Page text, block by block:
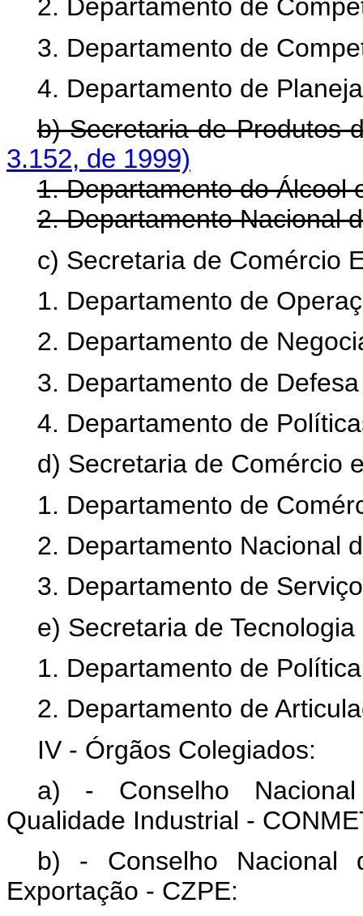
2. Departamento de
3. Departamento de
4. Departamento de
b) Secretaria de Produtos
3.152, de 1999)
1. Departamento do Álcool
2. Departamento Nacional
c) Secretaria de Comércio
1. Departamento de
2. Departamento de
3. Departamento de
4. Departamento de
d) Secretaria de Comércio
1. Departamento de
2. Departamento Nacional
3. Departamento de
e) Secretaria de
1. Departamento de
2. Departamento de
IV - Órgãos Colegiados:
a) - Conselho
Qualidade Industrial -
b) - Conselho Nacional
Exportação - CZPE: